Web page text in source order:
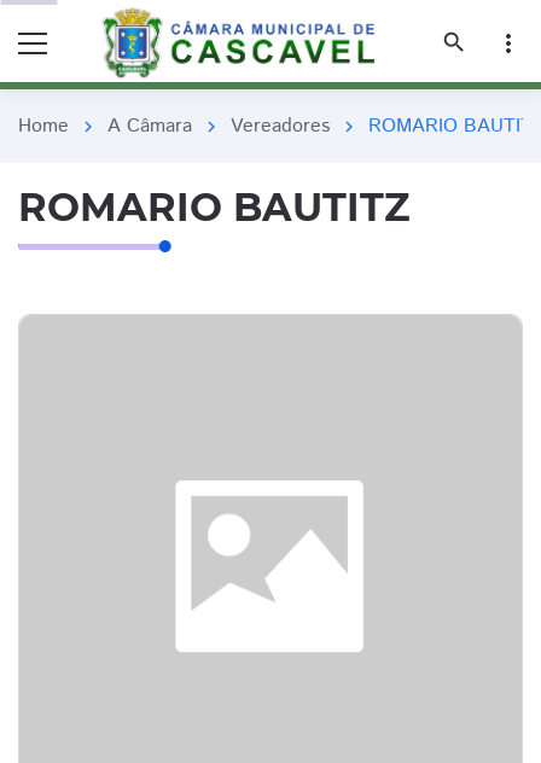
search
more_vert
Home chevron_right A Câmara chevron_right Vereadores chevron_right ROMARIO
ROMARIO BAUTITZ